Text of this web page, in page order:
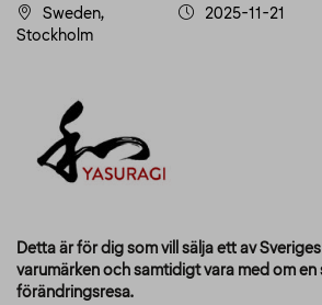
Sweden,
Stockholm
2025-11-21
Detta är för dig som vill sälja ett av
varumärken och samtidigt vara med om
förändringsresa.